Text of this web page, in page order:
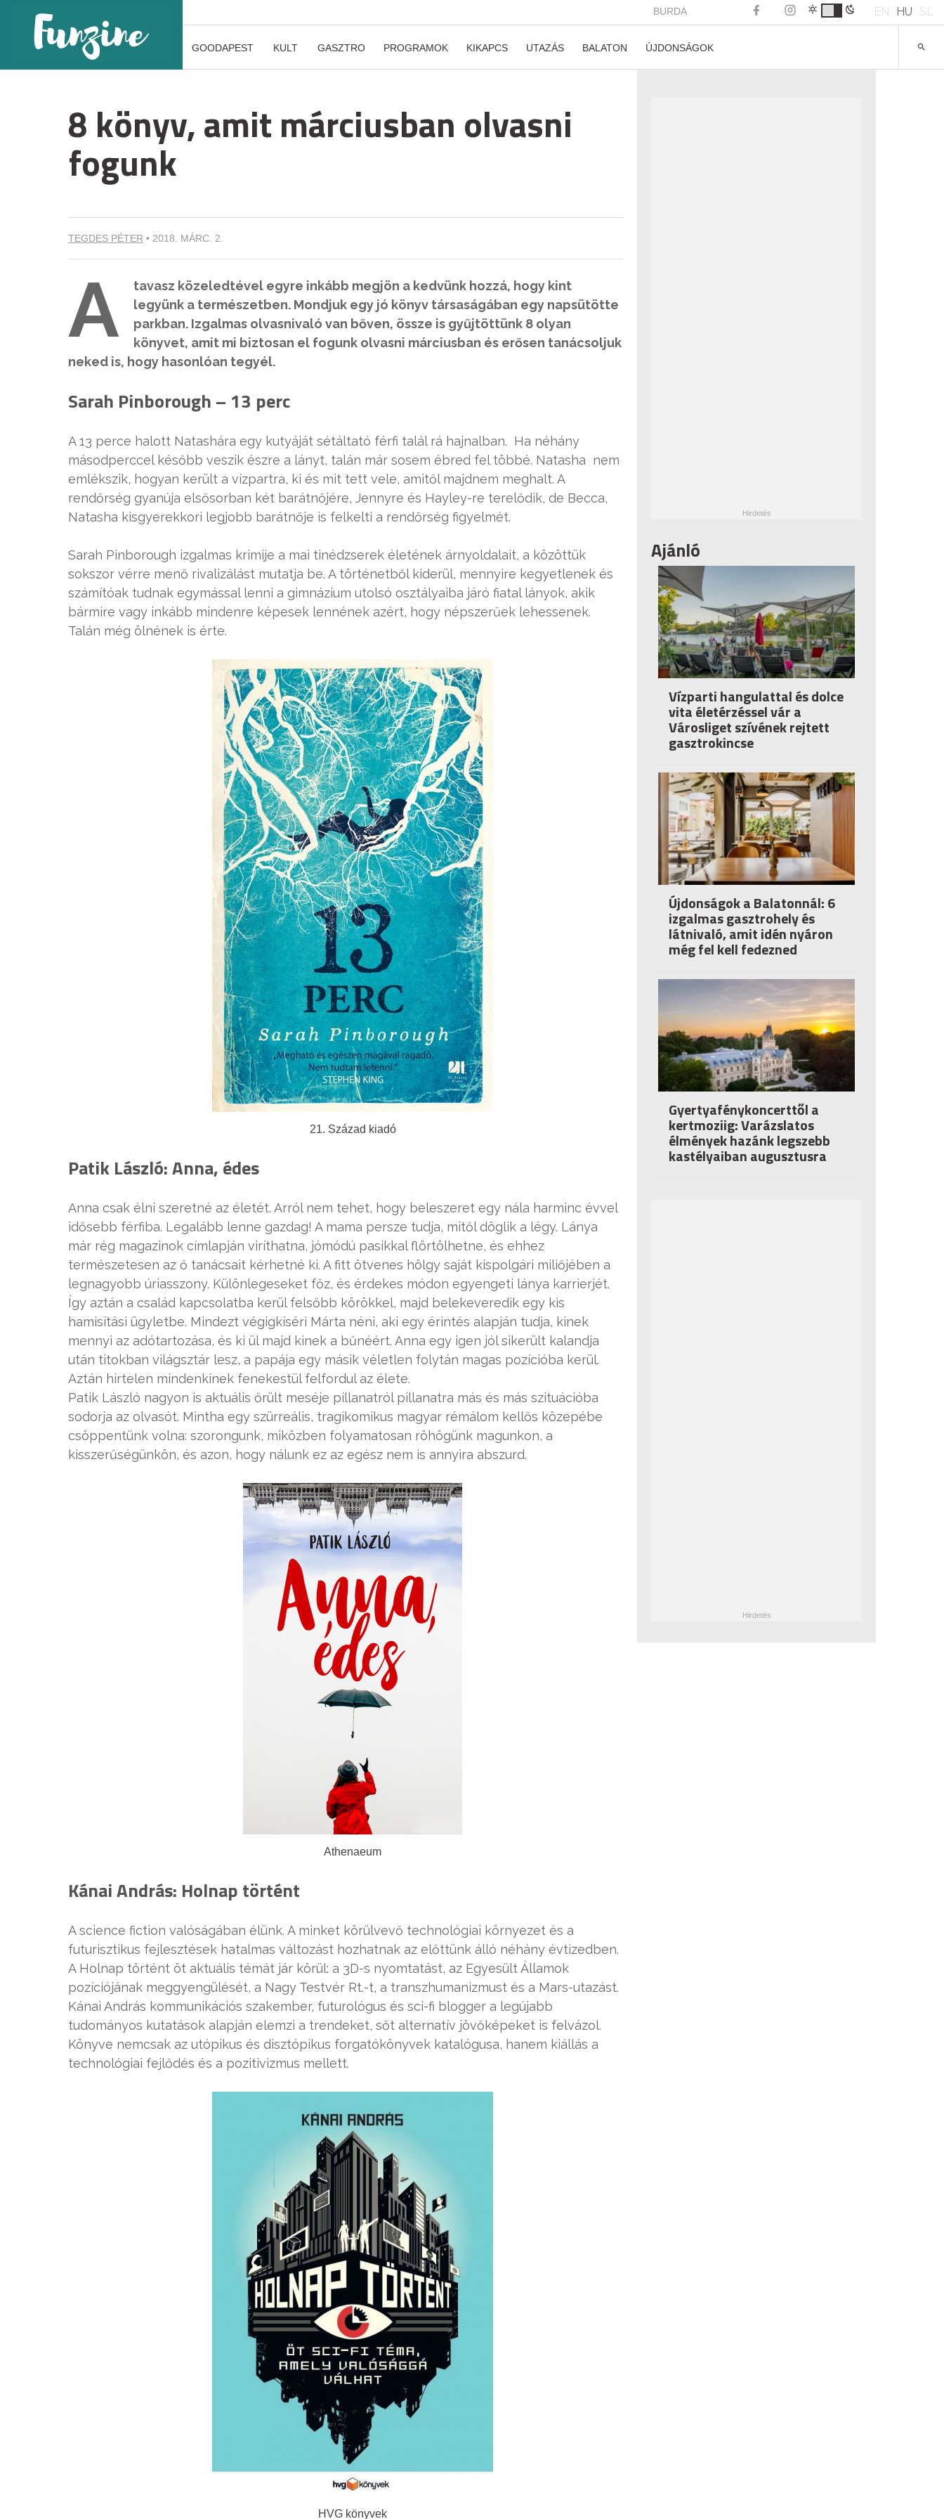
BURDA EN HU SL
GOODAPEST KULT GASZTRO PROGRAMOK KIKAPCS UTAZÁS BALATON ÚJDONSÁGOK
8 könyv, amit márciusban olvasni
fogunk
TEGDES PÉTER • 2018. MÁRC. 2.
A
tavasz közeledtével egyre inkább megjön a kedvünk hozzá, hogy kint
legyünk a természetben. Mondjuk egy jó könyv társaságában egy napsütötte
parkban. Izgalmas olvasnivaló van bőven, össze is gyűjtöttünk 8 olyan
könyvet, amit mi biztosan el fogunk olvasni márciusban és erősen tanácsoljuk
neked is, hogy hasonlóan tegyél.
Sarah Pinborough – 13 perc
A 13 perce halott Natashára egy kutyáját sétáltató férfi talál rá hajnalban. Ha néhány
másodperccel később veszik észre a lányt, talán már sosem ébred fel többé. Natasha nem
emlékszik, hogyan került a vízpartra, ki és mit tett vele, amitől majdnem meghalt. A
rendőrség gyanúja elsősorban két barátnőjére, Jennyre és Hayley-re terelődik, de Becca,
Natasha kisgyerekkori legjobb barátnője is felkelti a rendőrség figyelmét.
Sarah Pinborough izgalmas krimije a mai tinédzserek életének árnyoldalait, a közöttük
sokszor vérre menő rivalizálást mutatja be. A történetből kiderül, mennyire kegyetlenek és
számítóak tudnak egymással lenni a gimnázium utolsó osztályaiba járó fiatal lányok, akik
bármire vagy inkább mindenre képesek lennének azért, hogy népszerűek lehessenek.
Talán még ölnének is érte.
21. Század kiadó
Patik László: Anna, édes
Anna csak élni szeretné az életét. Arról nem tehet, hogy beleszeret egy nála harminc évvel
idősebb férfiba. Legalább lenne gazdag! A mama persze tudja, mitől döglik a légy. Lánya
már rég magazinok címlapján viríthatna, jómódú pasikkal flörtölhetne, és ehhez
természetesen az ő tanácsait kérhetné ki. A fitt ötvenes hölgy saját kispolgári miliőjében a
legnagyobb úriasszony. Különlegeseket főz, és érdekes módon egyengeti lánya karrierjét.
Így aztán a család kapcsolatba kerül felsőbb körökkel, majd belekeveredik egy kis
hamisítási ügyletbe. Mindezt végigkíséri Márta néni, aki egy érintés alapján tudja, kinek
mennyi az adótartozása, és ki ül majd kinek a bűnéért. Anna egy igen jól sikerült kalandja
után titokban világsztár lesz, a papája egy másik véletlen folytán magas pozícióba kerül.
Aztán hirtelen mindenkinek fenekestül felfordul az élete.
Patik László nagyon is aktuális őrült meséje pillanatról pillanatra más és más szituációba
sodorja az olvasót. Mintha egy szürreális, tragikomikus magyar rémálom kellős közepébe
csöppentünk volna: szorongunk, miközben folyamatosan röhögünk magunkon, a
kisszerűségünkön, és azon, hogy nálunk ez az egész nem is annyira abszurd.
Athenaeum
Kánai András: Holnap történt
A science fiction valóságában élünk. A minket körülvevő technológiai környezet és a
futurisztikus fejlesztések hatalmas változást hozhatnak az előttünk álló néhány évtizedben.
A Holnap történt öt aktuális témát jár körül: a 3D-s nyomtatást, az Egyesült Államok
pozíciójának meggyengülését, a Nagy Testvér Rt.-t, a transzhumanizmust és a Mars-utazást.
Kánai András kommunikációs szakember, futurológus és sci-fi blogger a legújabb
tudományos kutatások alapján elemzi a trendeket, sőt alternatív jövőképeket is felvázol.
Könyve nemcsak az utópikus és disztópikus forgatókönyvek katalógusa, hanem kiállás a
technológiai fejlődés és a pozitivizmus mellett.
HVG könyvek
Ajánló
Vízparti hangulattal és dolce
vita életérzéssel vár a
Városliget szívének rejtett
gasztrokincse
Újdonságok a Balatonnál: 6
izgalmas gasztrohely és
látnivaló, amit idén nyáron
még fel kell fedezned
Gyertyafénykoncerttől a
kertmoziig: Varázslatos
élmények hazánk legszebb
kastélyaiban augusztusra